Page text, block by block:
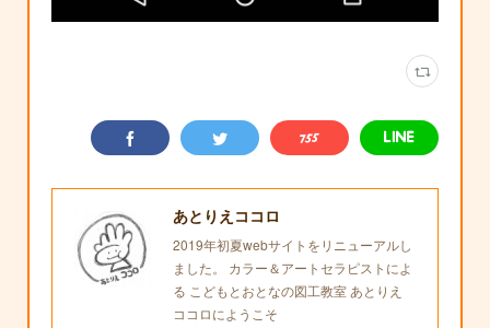
あとりえココロ
2019年初夏webサイトをリニューアルし
ました。 カラー＆アートセラピストによ
る こどもとおとなの図工教室 あとりえ
ココロにようこそ